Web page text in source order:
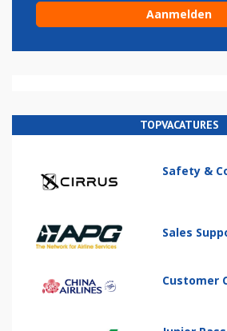
TOPVACATURES
Safety &
Sales
Customer